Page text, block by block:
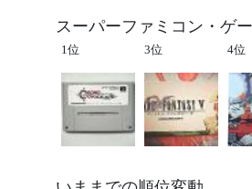
スーパーファミコン・ゲ
1位 3位 4位